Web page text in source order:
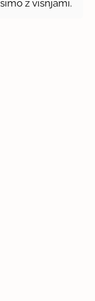
z višnjami.